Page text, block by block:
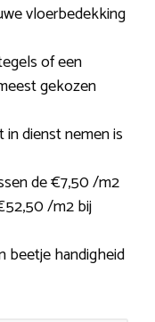
vloerbedekking
of een
gekozen
dienst nemen is
de €7,50 /m2
/m2 bij
beetje handigheid